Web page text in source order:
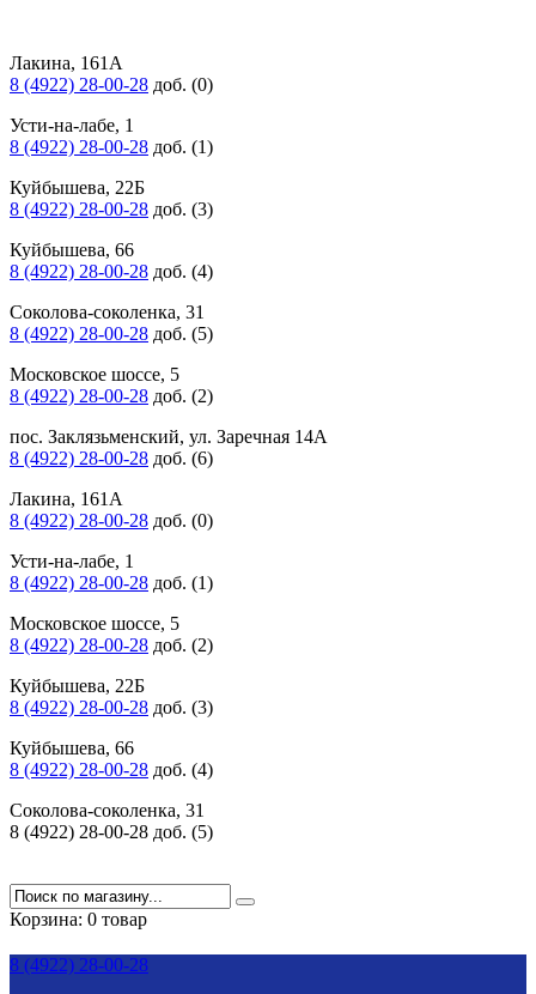
Лакина, 161А
8 (4922) 28-00-28 доб. (0)
Усти-на-лабе, 1
8 (4922) 28-00-28 доб. (1)
Куйбышева, 22Б
8 (4922) 28-00-28 доб. (3)
Куйбышева, 66
8 (4922) 28-00-28 доб. (4)
Соколова-соколенка, 31
8 (4922) 28-00-28 доб. (5)
Московское шоссе, 5
8 (4922) 28-00-28 доб. (2)
пос. Заклязьменский, ул. Заречная 14А
8 (4922) 28-00-28 доб. (6)
Лакина, 161А
8 (4922) 28-00-28 доб. (0)
Усти-на-лабе, 1
8 (4922) 28-00-28 доб. (1)
Московское шоссе, 5
8 (4922) 28-00-28 доб. (2)
Куйбышева, 22Б
8 (4922) 28-00-28 доб. (3)
Куйбышева, 66
8 (4922) 28-00-28 доб. (4)
Соколова-соколенка, 31
8 (4922) 28-00-28 доб. (5)
Корзина: 0 товар
8 (4922) 28-00-28